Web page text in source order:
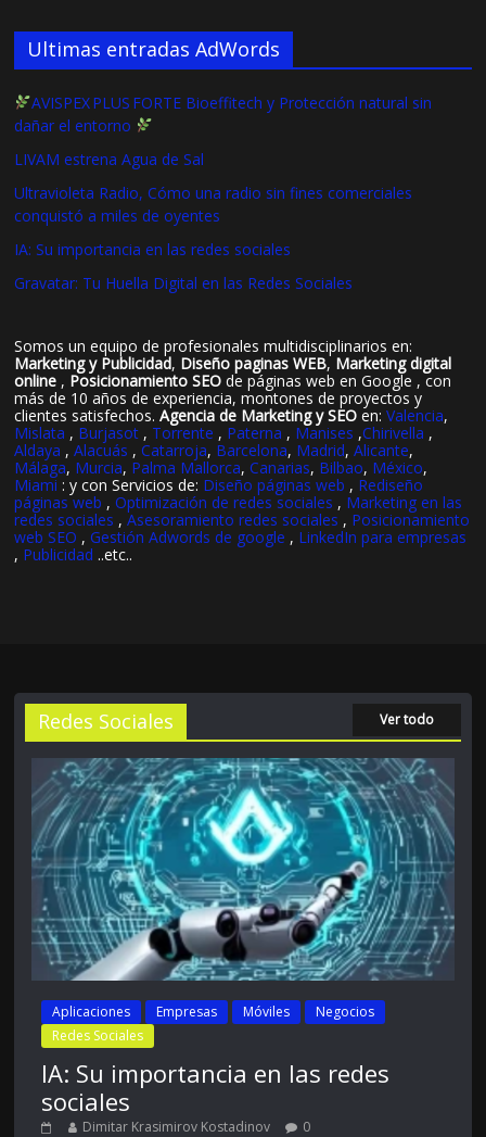
Ultimas entradas AdWords
AVISPEX PLUS FORTE Bioeffitech y Protección natural sin
dañar el entorno
LIVAM estrena Agua de Sal
Ultravioleta Radio, Cómo una radio sin fines comerciales
conquistó a miles de oyentes
IA: Su importancia en las redes sociales
Gravatar: Tu Huella Digital en las Redes Sociales
Somos un equipo de profesionales multidisciplinarios en:
Marketing y Publicidad, Diseño paginas WEB, Marketing digital
online , Posicionamiento SEO de páginas web en Google , con
más de 10 años de experiencia, montones de proyectos y
clientes satisfechos.Agencia de Marketing y SEO en:Valencia,
Mislata , Burjasot , Torrente , Paterna , Manises ,Chirivella ,
Aldaya ,Alacuás ,Catarroja, Barcelona, Madrid,Alicante,
Málaga, Murcia, Palma Mallorca,Canarias, Bilbao, México,
Miami : y con Servicios de: Diseño páginas web , Rediseño
páginas web ,Optimización de redes sociales , Marketing en las
redes sociales ,Asesoramiento redes sociales , Posicionamiento
web SEO ,Gestión Adwords de google , LinkedIn para empresas
, Publicidad ..etc..
Redes Sociales Ver todo
Aplicaciones Empresas Móviles
Negocios
Redes Sociales
IA: Su importancia en las redes
sociales
Dimitar Krasimirov Kostadinov 0